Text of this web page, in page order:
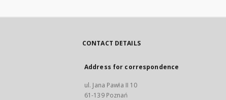
CONTACT DETAILS
Address for correspondence
ul. Jana Pawła II 10
61-139 Poznań